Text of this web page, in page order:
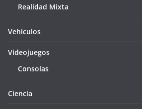
Realidad Mixta
Vehículos
Videojuegos
Consolas
Ciencia